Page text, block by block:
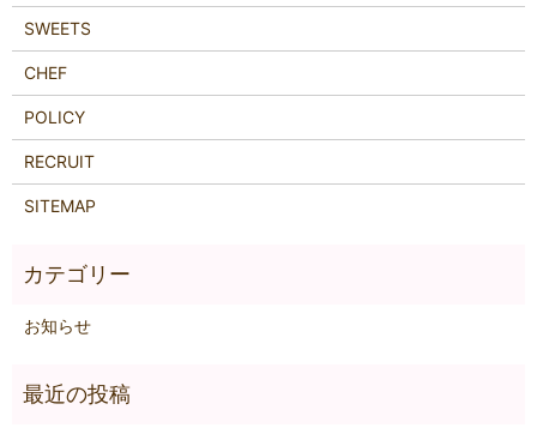
SWEETS
CHEF
POLICY
RECRUIT
SITEMAP
お知らせ